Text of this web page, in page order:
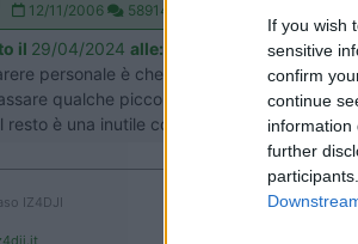
If you wish
sensitive
confirm
continue
information
further
12/11/2006 58914
il 29/04/2024 alle:
personale è che tutto cio che va a 220v
qualche piccolo apparecchio entro i
resto è una inutile complicazione e crearsi
IZ4DJI